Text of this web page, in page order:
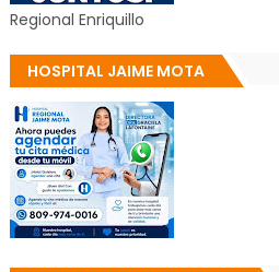
Regional Enriquillo
HOSPITAL JAIME MOTA